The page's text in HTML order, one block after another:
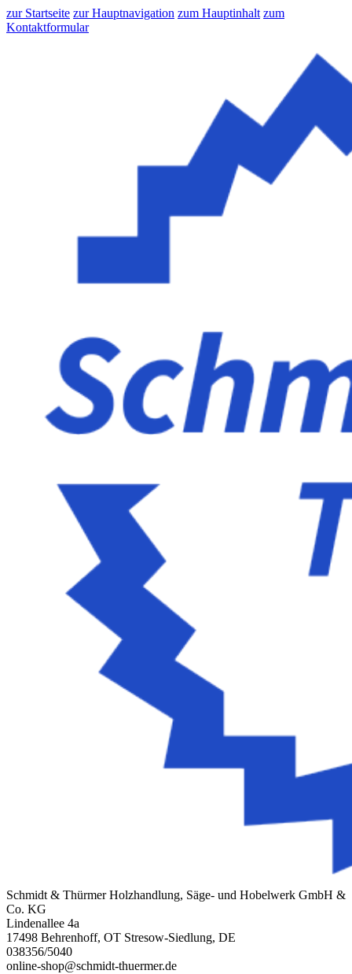
zur Startseite zur Hauptnavigation zum Hauptinhalt zum
Kontaktformular
Schmidt & Thürmer Holzhandlung, Säge- und Hobelwerk GmbH &
Co. KG
Lindenallee 4a
17498 Behrenhoff, OT Stresow-Siedlung, DE
038356/5040
online-shop@schmidt-thuermer.de